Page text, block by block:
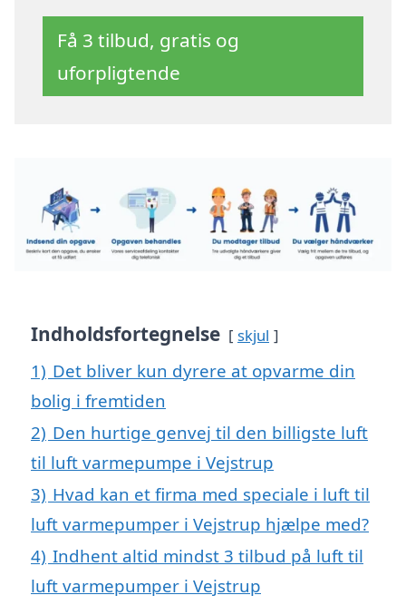
Få 3 tilbud, gratis og
uforpligtende
Indholdsfortegnelse skjul
1) Det bliver kun dyrere at opvarme din
bolig i fremtiden
2) Den hurtige genvej til den billigste luft
til luft varmepumpe i Vejstrup
3) Hvad kan et firma med speciale i luft til
luft varmepumper i Vejstrup hjælpe med?
4) Indhent altid mindst 3 tilbud på luft til
luft varmepumper i Vejstrup